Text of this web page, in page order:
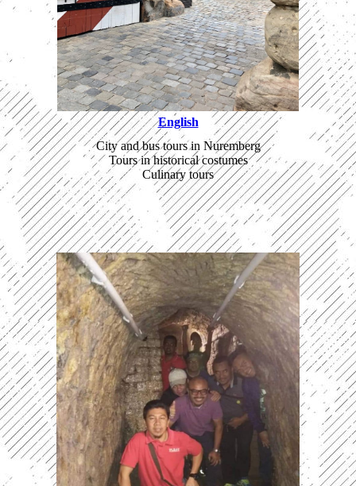
English
City and bus tours in Nuremberg
Tours in historical costumes
Culinary tours